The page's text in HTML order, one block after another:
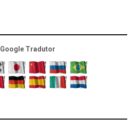
Google Tradutor